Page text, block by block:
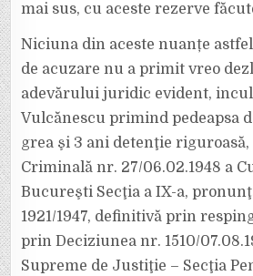
mai sus, cu aceste rezerve
Niciuna din aceste nuanțe
de acuzare nu a primit vreo
adevărului juridic evident,
Vulcănescu primind pedeapsa
grea şi 3 ani detenţie
Criminală nr. 27/06.02.1948 a
Bucureşti Secţia a IX-a,
1921/1947, definitivă prin
prin Deciziunea nr. 1510/
Supreme de Justiţie – Secţia